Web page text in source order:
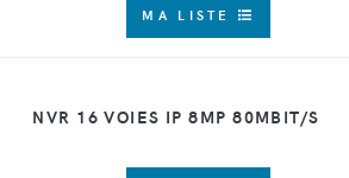
MA LISTE
NVR 16 VOIES IP 8MP 80MBIT/S